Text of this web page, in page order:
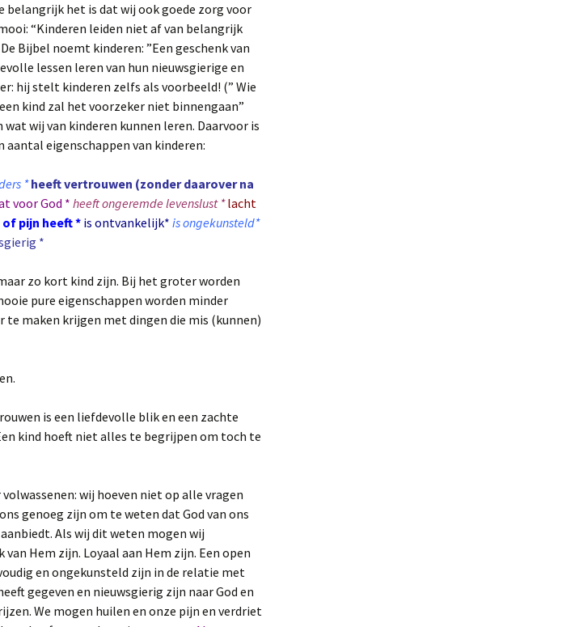
belangrijk het is dat wij ook goede zorg voor
“Kinderen leiden niet af van belangrijk
Bijbel noemt kinderen: ”Een geschenk van
lessen leren van hun nieuwsgierige en
hij stelt kinderen zelfs als voorbeeld! (” Wie
kind zal het voorzeker niet binnengaan”
wat wij van kinderen kunnen leren. Daarvoor is
aantal eigenschappen van kinderen:
* heeft vertrouwen (zonder daarover na
voor God * heeft ongeremde levenslust * lacht
pijn heeft *is ontvankelijk* is ongekunsteld*
*
zo kort kind zijn. Bij het groter worden
pure eigenschappen worden minder
te maken krijgen met dingen die mis (kunnen)
is een liefdevolle blik en een zachte
kind hoeft niet alles te begrijpen om toch te
wij hoeven niet op alle vragen
genoeg zijn om te weten dat God van ons
Als wij dit weten mogen wij
Hem zijn. Loyaal aan Hem zijn. Een open
en ongekunsteld zijn in de relatie met
gegeven en nieuwsgierig zijn naar God en
We mogen huilen en onze pijn en verdriet